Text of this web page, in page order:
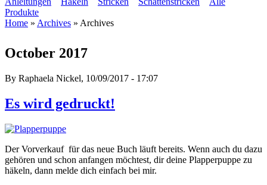
Main menu
Produkte
Home » Archives » Archives
October 2017
By Raphaela Nickel, 10/09/2017 - 17:07
Es wird gedruckt!
Der Vorverkauf für das neue Buch läuft bereits. Wenn auch du dazu
gehören und schon anfangen möchtest, dir deine Plapperpuppe zu
häkeln, dann melde dich einfach bei mir.